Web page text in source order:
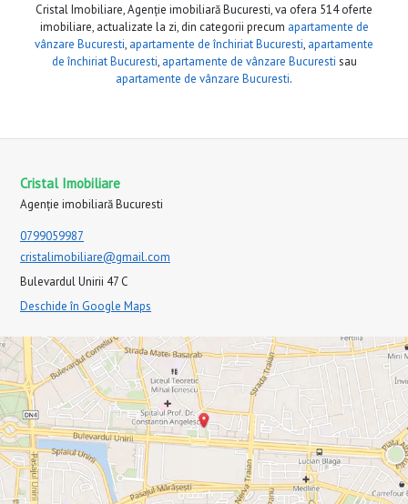
Cristal Imobiliare, Agenție imobiliară Bucuresti, va ofera 514 oferte
imobiliare, actualizate la zi, din categorii precum apartamente de
vânzare Bucuresti, apartamente de închiriat Bucuresti, apartamente
de închiriat Bucuresti, apartamente de vânzare Bucuresti sau
apartamente de vânzare Bucuresti.
Cristal Imobiliare
Agenție imobiliară Bucuresti
0799059987
cristalimobiliare@gmail.com
Bulevardul Unirii 47 C
Deschide în Google Maps